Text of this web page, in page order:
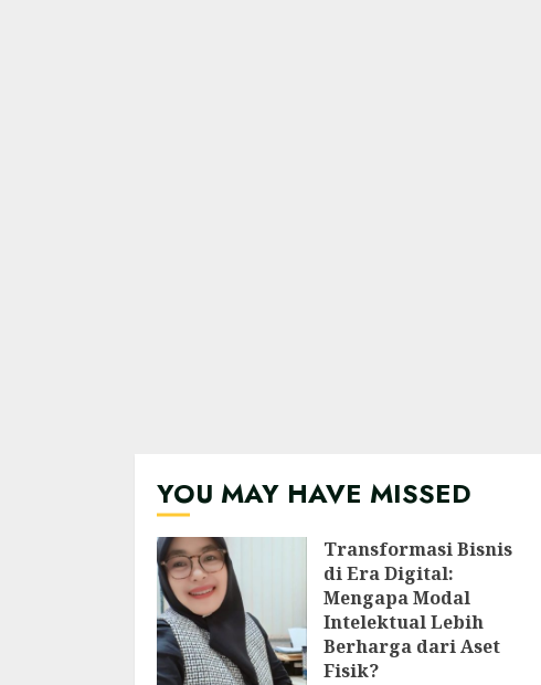
YOU MAY HAVE MISSED
Transformasi Bisnis
di Era Digital:
Mengapa Modal
Intelektual Lebih
Berharga dari Aset
Fisik?